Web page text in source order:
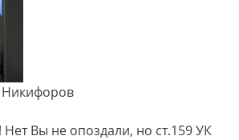
Вы не опоздали, но ст.159 УК